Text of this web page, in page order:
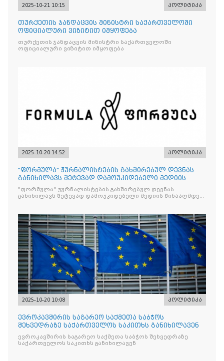
2025-10-21 10:15 პოლიტიკა
თურქეთის ჯანდაცვის მინისტრი საქართველოში
ოფიციალური ვიზიტით იმყოფება
თურქეთის ჯანდაცვის მინისტრი საქართველოში
ოფიციალური ვიზიტით იმყოფება
2025-10-20 14:52 პოლიტიკა
"ფორმულა" ჟურნალისტების გახშირებულ დევნას
განიხილავს შეტევად დამოუკიდებელი მედიის
წინააღმდ
"ფორმულა" ჟურნალისტების გახშირებულ დევნას
განიხილავს შეტევად დამოუკიდებელი მედიის წინააღმდეგ,
2025-10-20 10:08 პოლიტიკა
ევროკავშირის საგარეო საქმეთა საბჭოს
შეხვედრაზე საქართველოს საკითხს განიხილავენ
ევროკავშირის საგარეო საქმეთა საბჭოს შეხვედრაზე
საქართველოს საკითხს განიხილავენ